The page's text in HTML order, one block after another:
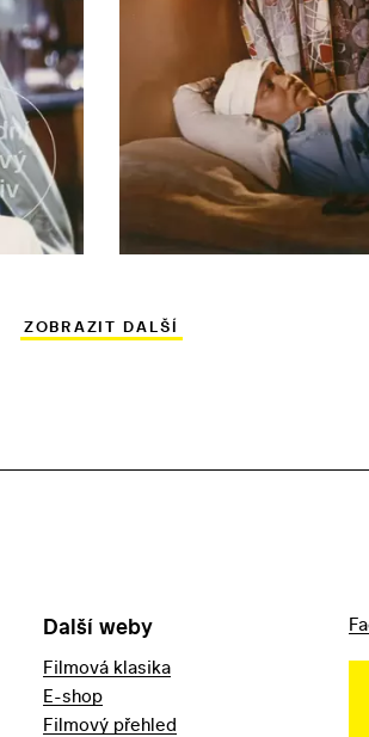
ZOBRAZIT DALŠÍ
Další weby
Filmová klasika
E-shop
Filmový přehled